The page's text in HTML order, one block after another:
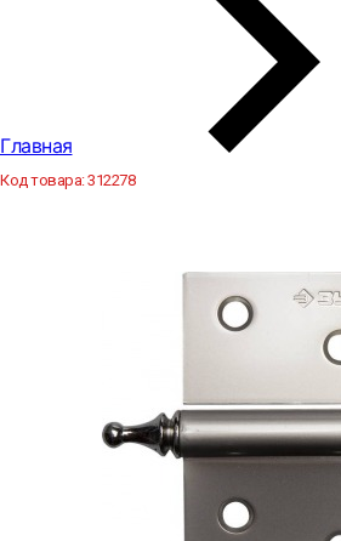
Главная
Код товара:312278